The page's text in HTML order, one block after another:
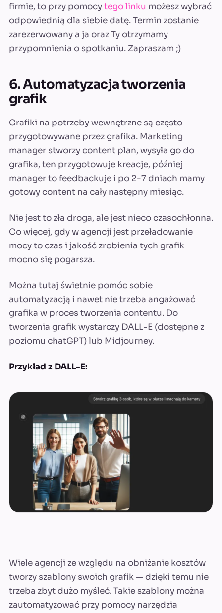
firmie, to przy pomocytego linku możesz wybrać
odpowiednią dla siebie datę. Termin zostanie
zarezerwowany a ja oraz Ty otrzymamy
przypomnienia o spotkaniu. Zapraszam ;)
6. Automatyzacja tworzenia
grafik
Grafiki na potrzeby wewnętrzne są często
przygotowywane przez grafika. Marketing
manager stworzy content plan, wysyła go do
grafika, ten przygotowuje kreacje, później
manager to feedbackuje i po 2-7 dniach mamy
gotowy content na cały następny miesiąc.
Nie jest to zła droga, ale jest nieco czasochłonna.
Co więcej, gdy w agencji jest przeładowanie
mocy to czas i jakość zrobienia tych grafik
mocno się pogarsza.
Można tutaj świetnie pomóc sobie
automatyzacją i nawet nie trzeba angażować
grafika w proces tworzenia contentu. Do
tworzenia grafik wystarczy DALL-E (dostępne z
poziomu chatGPT) lub Midjourney.
Przykład z DALL-E:
Wiele agencji ze względu na obniżanie kosztów
tworzy szablony swoich grafik — dzięki temu nie
trzeba zbyt dużo myśleć. Takie szablony można
zautomatyzować przy pomocy narzędzia